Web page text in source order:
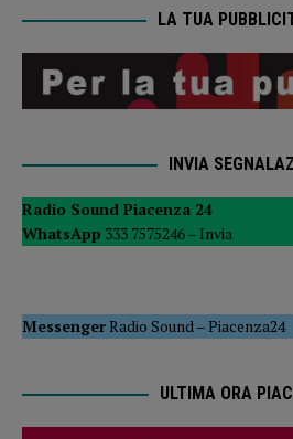
LA TUA
INVIA
Radio Sound Piacenza 24
WhatsApp 333 7575246 – Invia
MessengerRadio Sound–Piacenza24
ULTIMA ORA